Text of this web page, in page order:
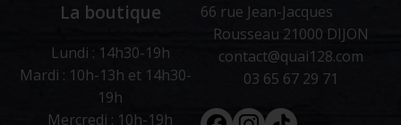
La boutique
Lundi : 14h30-19h
Mardi : 10h-13h et 14h30-
19h
Mercredi : 10h-19h
66 rue Jean-Jacques
Rousseau 21000 DIJON
contact@quai128.com
03 65 67 29 71
FacebookInstagram
Tiktok